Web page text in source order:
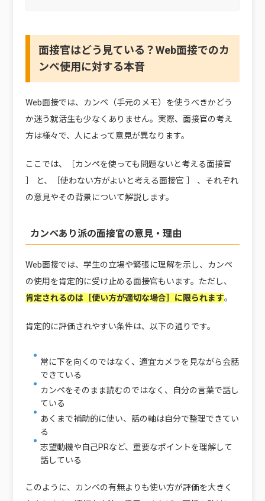
面接官はどう見ている？Web面接でのカ
ンペ使用に対する本音
Web面接では、カンペ（手元のメモ）を使うべきかどう
か迷う就活生も少なくありません。実際、面接官の考え
方は様々で、人によって意見が異なります。
ここでは、［カンペを使っても問題ないと考える面接官
］ と、［使わない方がよいと考える面接官 ］ 、それぞれ
の意見やその背景について解説します。
カンペあり派の面接官の意見・理由
Web面接では、学生の立場や緊張に理解を示し、カンペ
の使用を肯定的に受け止める面接官もいます。ただし、
肯定されるのは［使い方が適切な場合］に限られます。
肯定的に評価されやすい条件は、以下の通りです。
常に下を向くのではなく、適宜カメラを見ながら会話
できている
カンペをそのまま読むのではなく、自分の言葉で話し
ている
あくまで補助的に使い、話の軸は自分で整理できてい
る
志望動機や自己PRなど、重要なポイントを理解して
話している
このように、カンペの有無よりも使い方が評価を大きく